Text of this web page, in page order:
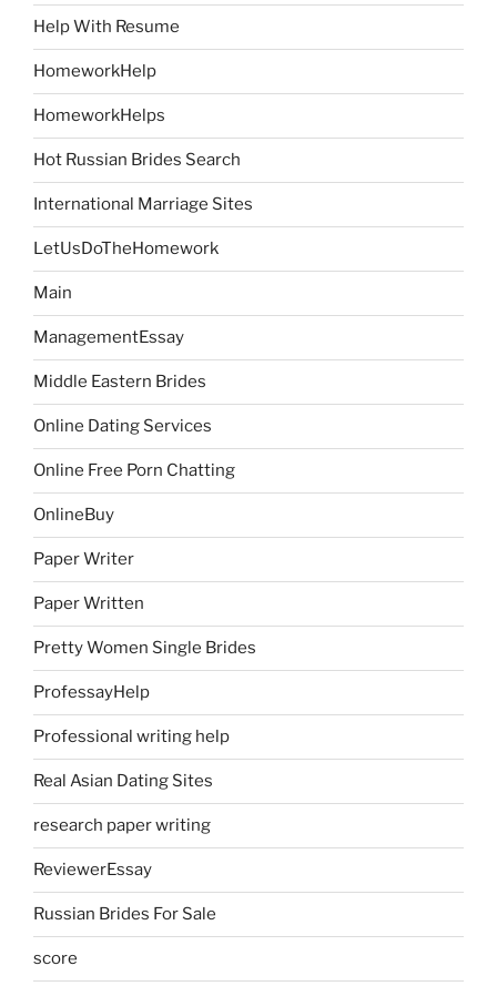
Help With Resume
HomeworkHelp
HomeworkHelps
Hot Russian Brides Search
International Marriage Sites
LetUsDoTheHomework
Main
ManagementEssay
Middle Eastern Brides
Online Dating Services
Online Free Porn Chatting
OnlineBuy
Paper Writer
Paper Written
Pretty Women Single Brides
ProfessayHelp
Professional writing help
Real Asian Dating Sites
research paper writing
ReviewerEssay
Russian Brides For Sale
score